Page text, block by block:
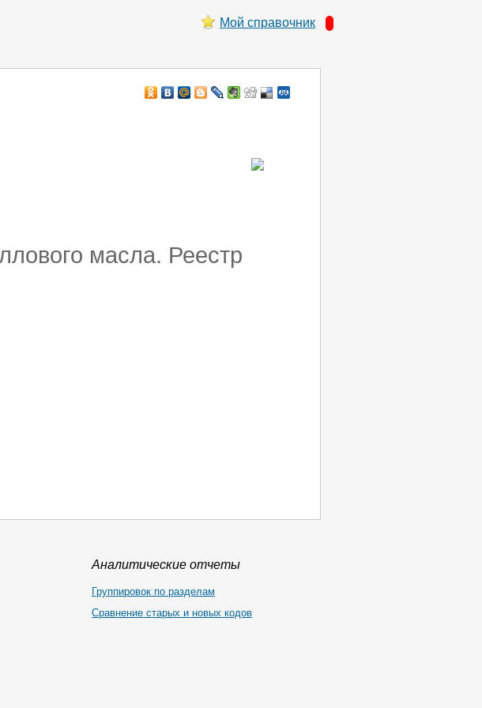
Мой справочник
масла. Реестр
Аналитические отчеты
Группировок по разделам
Сравнение старых и новых кодов